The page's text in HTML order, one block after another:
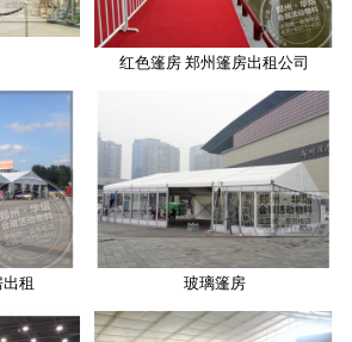
红色篷房 郑州篷房出租公司
租 玻璃篷房